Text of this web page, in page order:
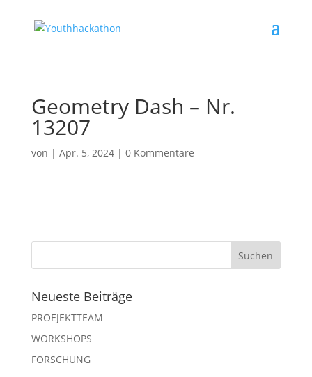
Geometry Dash – Nr.
13207
von | Apr. 5, 2024| 0 Kommentare
Neueste Beiträge
PROEJEKTTEAM
WORKSHOPS
FORSCHUNG